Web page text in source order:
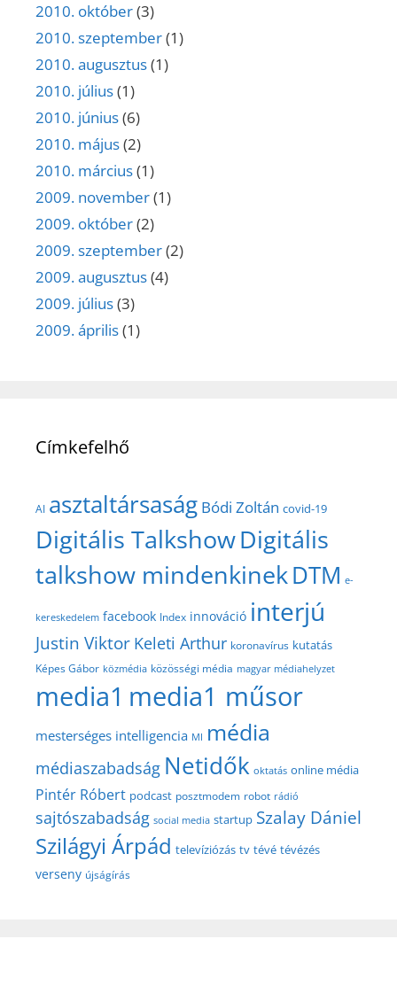
2010. október(3)
2010. szeptember(1)
2010. augusztus(1)
2010. július(1)
2010. június(6)
2010. május(2)
2010. március(1)
2009. november(1)
2009. október(2)
2009. szeptember(2)
2009. augusztus(4)
2009. július(3)
2009. április(1)
Címkefelhő
AI asztaltársaság Bódi Zoltán covid-19
Digitális TalkshowDigitális
talkshow mindenkinekDTM e-
kereskedelem facebook Index innováció interjú
Justin Viktor Keleti Arthur koronavírus kutatás
Képes Gábor közmédia közösségi média magyar médiahelyzet
media1 media1 műsor
mesterséges intelligencia MI média
médiaszabadság Netidők oktatás online média
Pintér Róbert podcast posztmodem robot rádió
sajtószabadság social media startup Szalay Dániel
Szilágyi Árpád televíziózás tv tévé tévézés
verseny újságírás